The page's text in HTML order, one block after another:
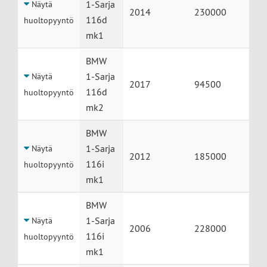
Näytä
huoltopyyntö
1-Sarja
116d
mk1
2014 230000
Näytä
huoltopyyntö
BMW
1-Sarja
116d
mk2
2017 94500
Näytä
huoltopyyntö
BMW
1-Sarja
116i
mk1
2012 185000
Näytä
huoltopyyntö
BMW
1-Sarja
116i
mk1
2006 228000